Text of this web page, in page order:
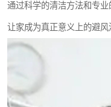
通过科学的清洁方法和专业
让家成为真正意义上的避风